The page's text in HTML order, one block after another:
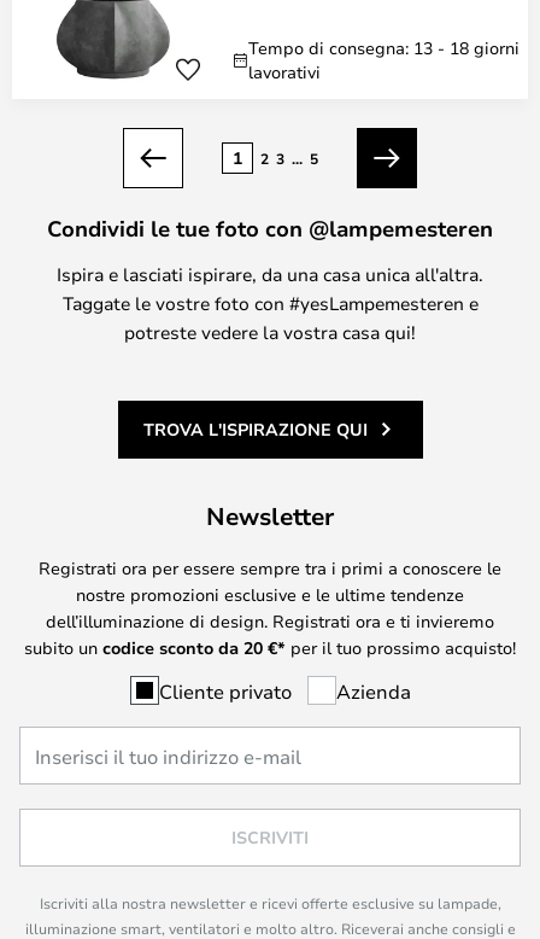
Tempo di consegna: 13 - 18 giorni
lavorativi
Precedente
1 2 3 ... 5
Prossimo
Condividi le tue foto con @lampemesteren
Ispira e lasciati ispirare, da una casa unica all'altra.
Taggate le vostre foto con #yesLampemesteren e
potreste vedere la vostra casa qui!
TROVA L'ISPIRAZIONE QUI
Newsletter
Registrati ora per essere sempre tra i primi a conoscere le
nostre promozioni esclusive e le ultime tendenze
dell’illuminazione di design. Registrati ora e ti invieremo
subito un codice sconto da 20 €* per il tuo prossimo acquisto!
Cliente privato Azienda
ISCRIVITI
Iscriviti alla nostra newsletter e ricevi offerte esclusive su lampade,
illuminazione smart, ventilatori e molto altro. Riceverai anche consigli e